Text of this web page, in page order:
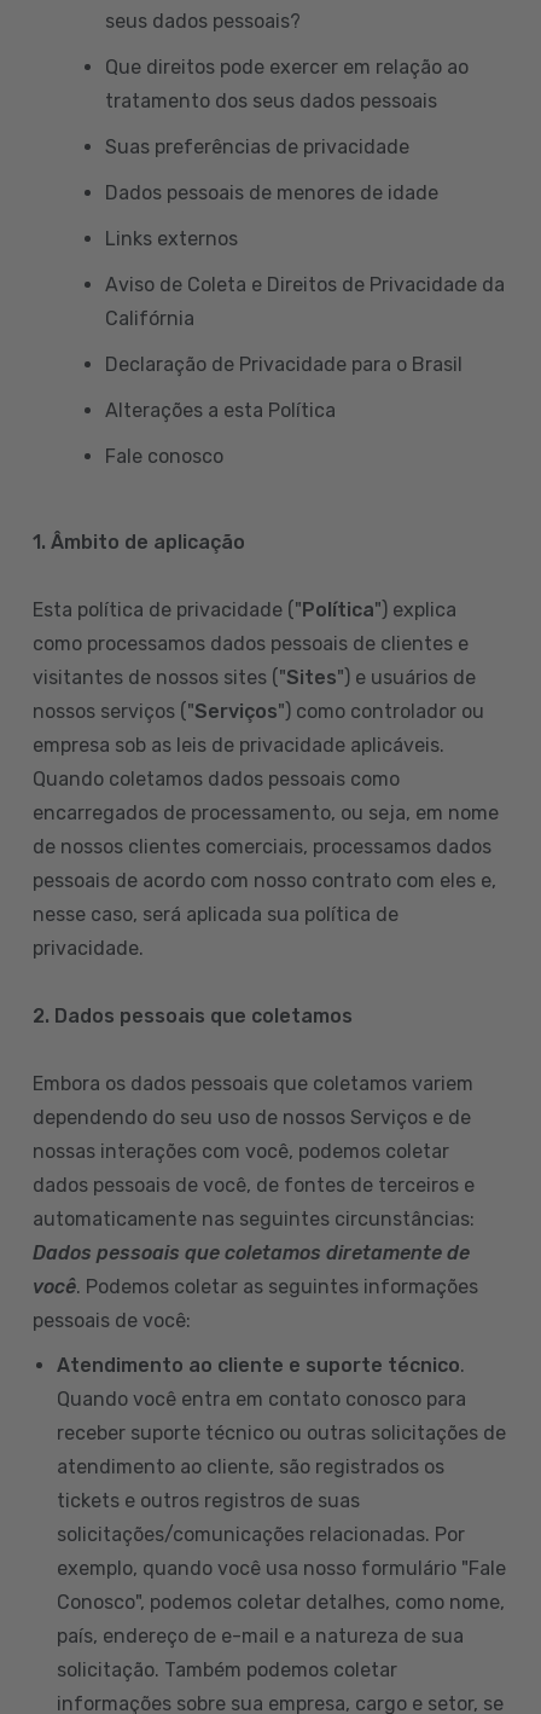
seus dados pessoais?
Que direitos pode exercer em relação ao
tratamento dos seus dados pessoais
Suas preferências de privacidade
Dados pessoais de menores de idade
Links externos
Aviso de Coleta e Direitos de Privacidade da
Califórnia
Declaração de Privacidade para o Brasil
Alterações a esta Política
Fale conosco
1. Âmbito de aplicação
Esta política de privacidade ("Política") explica
como processamos dados pessoais de clientes e
visitantes de nossos sites ("Sites") e usuários de
nossos serviços ("Serviços") como controlador ou
empresa sob as leis de privacidade aplicáveis.
Quando coletamos dados pessoais como
encarregados de processamento, ou seja, em nome
de nossos clientes comerciais, processamos dados
pessoais de acordo com nosso contrato com eles e,
nesse caso, será aplicada sua política de
privacidade.
2. Dados pessoais que coletamos
Embora os dados pessoais que coletamos variem
dependendo do seu uso de nossos Serviços e de
nossas interações com você, podemos coletar
dados pessoais de você, de fontes de terceiros e
automaticamente nas seguintes circunstâncias:
Dados pessoais que coletamos diretamente de
você. Podemos coletar as seguintes informações
pessoais de você:
Atendimento ao cliente e suporte técnico.
Quando você entra em contato conosco para
receber suporte técnico ou outras solicitações de
atendimento ao cliente, são registrados os
tickets e outros registros de suas
solicitações/comunicações relacionadas. Por
exemplo, quando você usa nosso formulário "Fale
Conosco", podemos coletar detalhes, como nome,
país, endereço de e-mail e a natureza de sua
solicitação. Também podemos coletar
informações sobre sua empresa, cargo e setor, se